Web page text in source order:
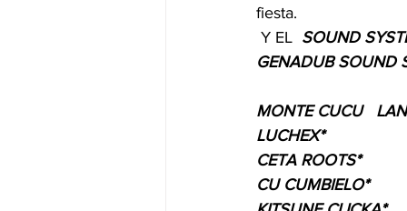
fiesta.
Y EL SOUND
GENADUB SOUND
MONTE CUCU
LUCHEX*
CETA ROOTS*
CU CUMBIELO*